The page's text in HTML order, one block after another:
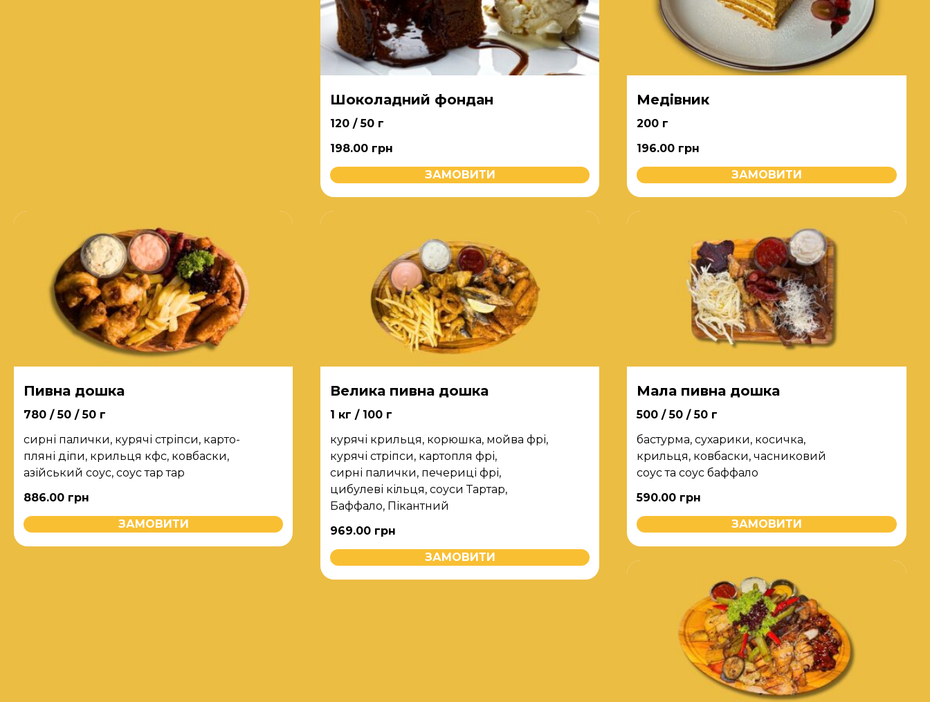
Шоколадний фондан
120 / 50 г
198.00 грн
ЗАМОВИТИ
Медівник
200 г
196.00 грн
ЗАМОВИТИ
Пивна дошка
780 / 50 / 50 г
сирні палички, курячі стріпси, карто-
пляні діпи, крильця кфс, ковбаски,
азійський соус, соус тар тар
886.00 грн
ЗАМОВИТИ
Велика пивна дошка
1 кг / 100 г
курячі крильця, корюшка, мойва фрі,
курячі стріпси, картопля фрі,
сирні палички, печериці фрі,
цибулеві кільця, соуси Тартар,
Баффало, Пікантний
969.00 грн
ЗАМОВИТИ
Мала пивна дошка
500 / 50 / 50 г
бастурма, сухарики, косичка,
крильця, ковбаски, часниковий
соус та соус баффало
590.00 грн
ЗАМОВИТИ